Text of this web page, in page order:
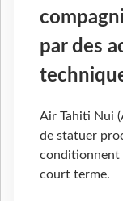
par des
Air Tahiti Nui
de statuer
conditionnent
court terme.